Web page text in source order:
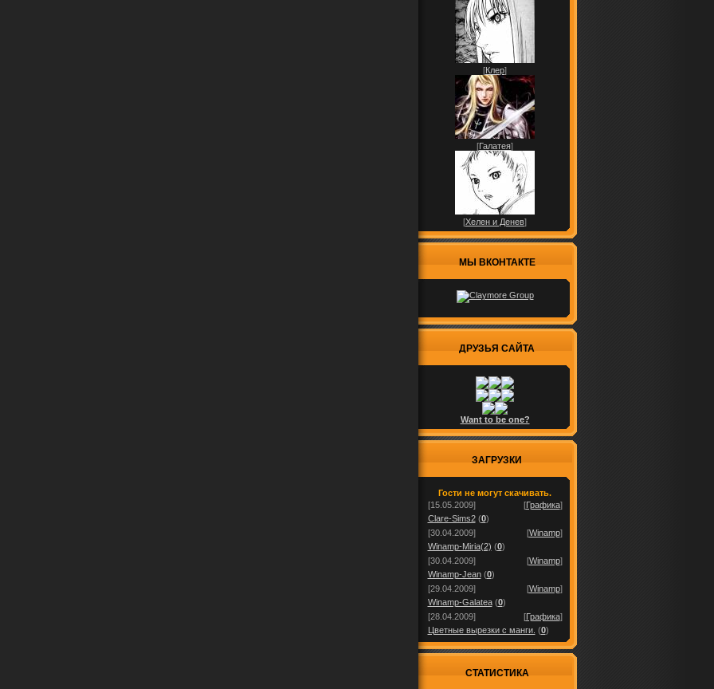
[Клер]
[Галатея]
[Хелен и Денев]
МЫ ВКОНТАКТЕ
ДРУЗЬЯ САЙТА
Want to be one?
ЗАГРУЗКИ
Гости не могут скачивать.
[15.05.2009]
[Графика]
Clare-Sims2 (0)
[30.04.2009]
[Winamp]
Winamp-Miria(2) (0)
[30.04.2009]
[Winamp]
Winamp-Jean (0)
[29.04.2009]
[Winamp]
Winamp-Galatea (0)
[28.04.2009]
[Графика]
Цветные вырезки с манги. (0)
СТАТИСТИКА